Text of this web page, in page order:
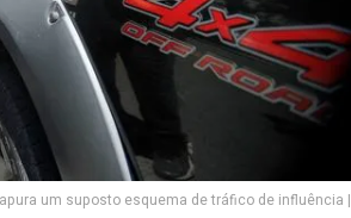
um suposto esquema de tráfico de influência |